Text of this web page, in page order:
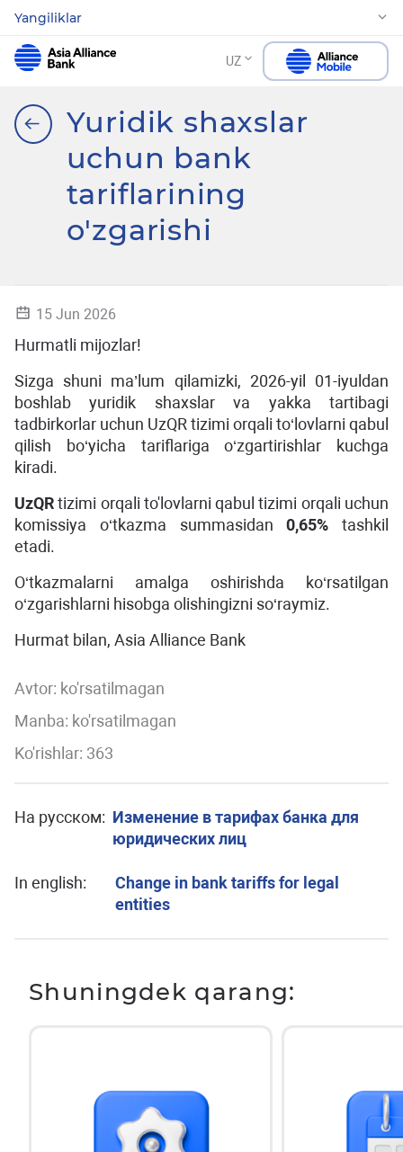
Yangiliklar
UZ
Yuridik shaxslar
uchun bank
tariflarining
o'zgarishi
15 Jun 2026
Hurmatli mijozlar!
Sizga shuni ma’lum qilamizki, 2026-yil 01-iyuldan
boshlab yuridik shaxslar va yakka tartibagi
tadbirkorlar uchun UzQR tizimi orqali to‘lovlarni qabul
qilish bo‘yicha tariflariga o‘zgartirishlar kuchga
kiradi.
UzQRtizimi orqali to'lovlarni qabul tizimi orqali uchun
komissiya o‘tkazma summasidan0,65% tashkil
etadi.
O‘tkazmalarni amalga oshirishda ko‘rsatilgan
o‘zgarishlarni hisobga olishingizni so‘raymiz.
Hurmat bilan, Asia Alliance Bank
Avtor: ko'rsatilmagan
Manba: ko'rsatilmagan
Ko'rishlar: 363
На русском: Изменение в тарифах банка для
юридических лиц
In english:
Change in bank tariffs for legal
entities
Shuningdek qarang: